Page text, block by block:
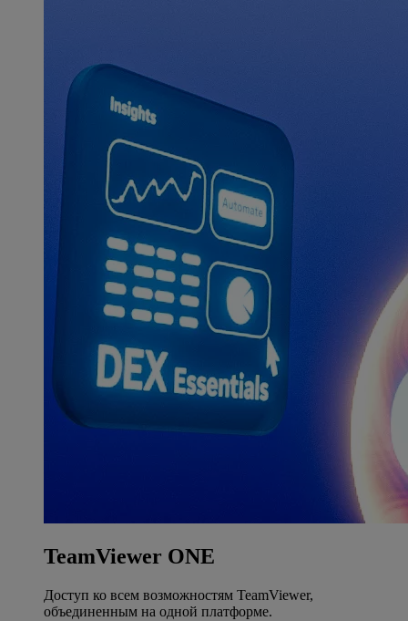
TeamViewer ONE
Доступ ко всем возможностям TeamViewer,
объединенным на одной платформе.